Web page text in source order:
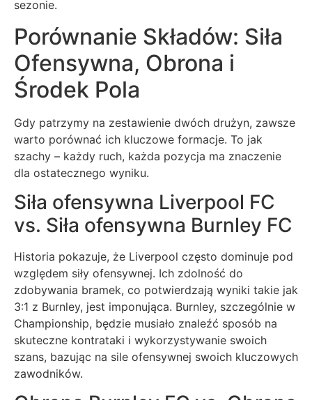
sezonie.
Porównanie Składów: Siła
Ofensywna, Obrona i
Środek Pola
Gdy patrzymy na zestawienie dwóch drużyn, zawsze
warto porównać ich kluczowe formacje. To jak
szachy – każdy ruch, każda pozycja ma znaczenie
dla ostatecznego wyniku.
Siła ofensywna Liverpool FC
vs. Siła ofensywna Burnley FC
Historia pokazuje, że Liverpool często dominuje pod
względem siły ofensywnej. Ich zdolność do
zdobywania bramek, co potwierdzają wyniki takie jak
3:1 z Burnley, jest imponująca. Burnley, szczególnie w
Championship, będzie musiało znaleźć sposób na
skuteczne kontrataki i wykorzystywanie swoich
szans, bazując na sile ofensywnej swoich kluczowych
zawodników.